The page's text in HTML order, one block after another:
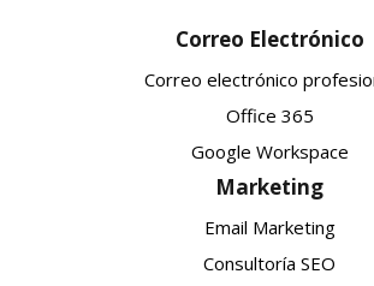
Correo Electrónico
Correo electrónico
Office 365
Google Workspace
Marketing
Email Marketing
Consultoría SEO